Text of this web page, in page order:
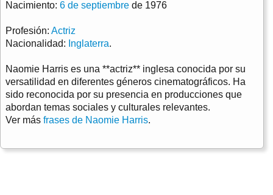
Nacimiento: 6 de septiembre de 1976
Profesión: Actriz
Nacionalidad: Inglaterra.
Naomie Harris es una **actriz** inglesa conocida por su
versatilidad en diferentes géneros cinematográficos. Ha
sido reconocida por su presencia en producciones que
abordan temas sociales y culturales relevantes.
Ver más frases de Naomie Harris.